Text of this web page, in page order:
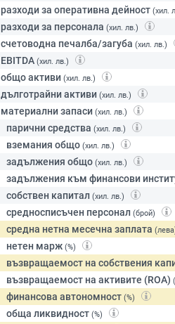
разходи за оперативна дейност (хил.
разходи за персонала (хил. лв.)
счетоводна печалба/загуба (хил. лв.)
EBITDA (хил. лв.)
общо активи (хил. лв.)
дълготрайни активи (хил. лв.)
материални запаси (хил. лв.)
парични средства (хил. лв.)
вземания общо (хил. лв.)
задължения общо (хил. лв.)
задължения към финансови
собствен капитал (хил. лв.)
средносписъчен персонал (брой)
средна нетна месечна заплата
нетен марж (%)
възвращаемост на собствения
възвращаемост на активите (ROA)
финансова автономност (%)
обща ликвидност (%)